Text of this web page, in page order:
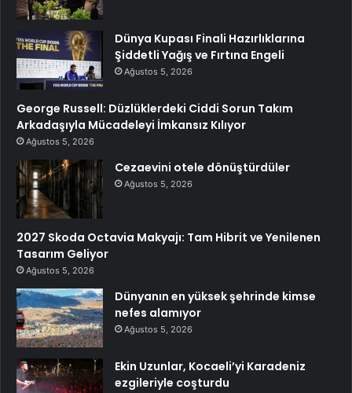
Dünya Kupası Finali Hazırlıklarına
Şiddetli Yağış ve Fırtına Engeli
Ağustos 5, 2026
George Russell: Düzlüklerdeki Ciddi Sorun Takım
Arkadaşıyla Mücadeleyi İmkansız Kılıyor
Ağustos 5, 2026
Cezaevini otele dönüştürdüler
Ağustos 5, 2026
2027 Skoda Octavia Makyajı: Tam Hibrit ve Yenilenen
Tasarım Geliyor
Ağustos 5, 2026
Dünyanın en yüksek şehrinde kimse
nefes alamıyor
Ağustos 5, 2026
Ekin Uzunlar, Kocaeli’yi Karadeniz
ezgileriyle coşturdu